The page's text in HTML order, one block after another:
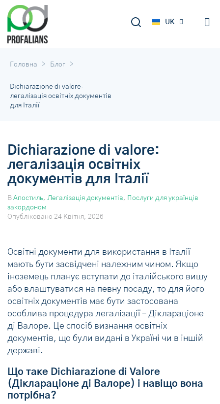
UK
RU
Головна > Блог >
Dichiarazione di valore:
легалізація освітніх документів
для Італії
Dichiarazione di valore:
легалізація освітніх
документів для Італії
В Апостиль, Легалізація документів,
Послуги для українців
закордоном
Опубліковано 24 Квітня, 2026
Освітні документи для використання в Італії
мають бути засвідчені належним чином. Якщо
іноземець планує вступати до італійського вишу
або влаштуватися на певну посаду, то для його
освітніх документів має бути застосована
особлива процедура легалізації – Діклараціоне
ді Валоре. Це спосіб визнання освітніх
документів, що були видані в Україні чи в іншій
державі.
Що таке Dichiarazione di Valore
(Діклараціоне ді Валоре) і навіщо вона
потрібна?